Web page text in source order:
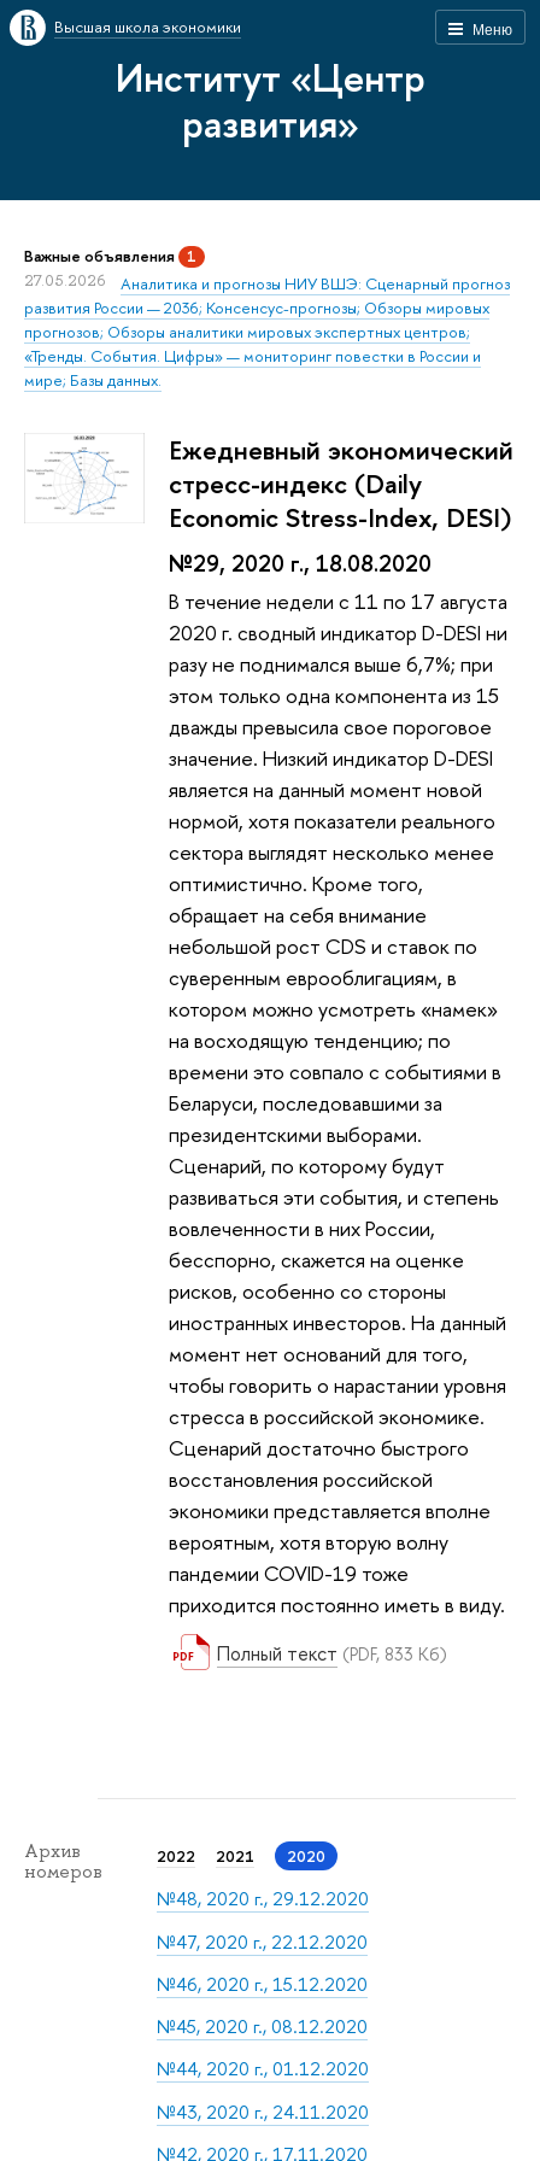
Меню
Высшая школа экономики
Институт «Центр
развития»
Важные объявления 1
27.05.2026
Аналитика и прогнозы НИУ ВШЭ: Сценарный прогноз
развития России — 2036; Консенсус-прогнозы; Обзоры мировых
прогнозов; Обзоры аналитики мировых экспертных центров;
«Тренды. События. Цифры» — мониторинг повестки в России и
мире; Базы данных.
Ежедневный экономический
стресс-индекс (Daily
Economic Stress-Index, DESI)
№29, 2020 г., 18.08.2020
В течение недели с 11 по 17 августа
2020 г. сводный индикатор D-DESI ни
разу не поднимался выше 6,7%; при
этом только одна компонента из 15
дважды превысила свое пороговое
значение. Низкий индикатор D-DESI
является на данный момент новой
нормой, хотя показатели реального
сектора выглядят несколько менее
оптимистично. Кроме того,
обращает на себя внимание
небольшой рост CDS и ставок по
суверенным еврооблигациям, в
котором можно усмотреть «намек»
на восходящую тенденцию; по
времени это совпало с событиями в
Беларуси, последовавшими за
президентскими выборами.
Сценарий, по которому будут
развиваться эти события, и степень
вовлеченности в них России,
бесспорно, скажется на оценке
рисков, особенно со стороны
иностранных инвесторов. На данный
момент нет оснований для того,
чтобы говорить о нарастании уровня
стресса в российской экономике.
Сценарий достаточно быстрого
восстановления российской
экономики представляется вполне
вероятным, хотя вторую волну
пандемии COVID-19 тоже
приходится постоянно иметь в виду.
Полный текст (PDF, 833 Кб)
Архив
номеров
2022 2021 2020
№48, 2020 г., 29.12.2020
№47, 2020 г., 22.12.2020
№46, 2020 г., 15.12.2020
№45, 2020 г., 08.12.2020
№44, 2020 г., 01.12.2020
№43, 2020 г., 24.11.2020
№42, 2020 г., 17.11.2020